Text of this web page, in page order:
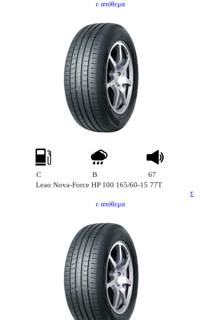
ε απόθεμα
C B
67
Leao Nova-Force HP 100 165/60-15 77T
Σ
ε απόθεμα